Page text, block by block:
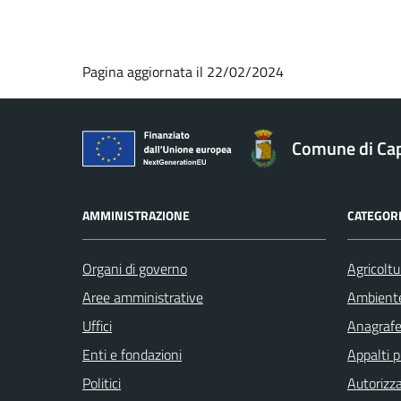
Pagina aggiornata il 22/02/2024
Comune di
AMMINISTRAZIONE
Organi di governo
Aree amministrative
Uffici
Enti e fondazioni
Politici
Appalti